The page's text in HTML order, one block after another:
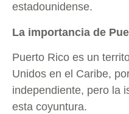
estadounidense.
La importancia de
Puerto Rico es un
Unidos en el Caribe,
independiente, pero la
esta coyuntura.